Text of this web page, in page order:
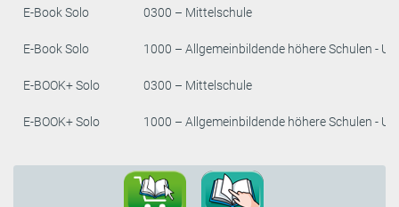
E-Book Solo 0300 – Mittelschule
E-Book Solo 1000 – Allgemeinbildende höhere Schulen -
E-BOOK+ Solo 0300 – Mittelschule
E-BOOK+ Solo 1000 – Allgemeinbildende höhere Schulen -